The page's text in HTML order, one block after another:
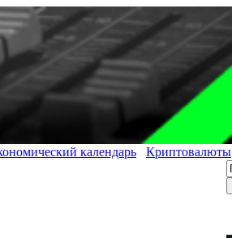
календарь Криптовалюты